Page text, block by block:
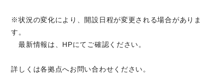
※状況の変化により、開設日程が変更される場合がありま
す。
最新情報は、HPにてご確認ください。
詳しくは各拠点へお問い合わせください。